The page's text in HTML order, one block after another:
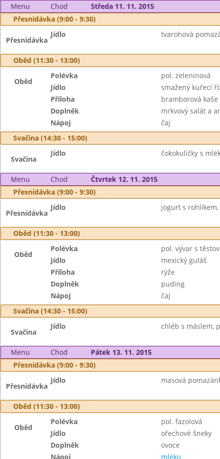
Menu Chod
Středa 11. 11. 2015
Přesnídávka (9:00 - 9:30)
Přesnídávka
Jídlo tvarohová
Oběd (11:30 - 13:00)
Oběd
Polévka
pol. zeleninová
Jídlo
smažený kuřecí
Příloha
bramborová kaše
Doplněk
mrkvový salát a
Nápoj
čaj
Svačina (14:30 - 15:00)
Svačina
Jídlo čokokuličky s
Menu Chod
Čtvrtek 12. 11. 2015
Přesnídávka (9:00 - 9:30)
Přesnídávka
Jídlo jogurt s rohlíkem,
Oběd (11:30 - 13:00)
Oběd
Polévka
pol. vývar s
Jídlo
mexický guláš
Příloha
rýže
Doplněk
puding
Nápoj
čaj
Svačina (14:30 - 15:00)
Svačina
Jídlo chléb s máslem,
Menu Chod
Pátek 13. 11. 2015
Přesnídávka (9:00 - 9:30)
Přesnídávka
Jídlo masová
Oběd (11:30 - 13:00)
Oběd
Polévka
pol. fazolová
Jídlo
ořechové šneky
Doplněk
ovoce
Nápoj
mléko